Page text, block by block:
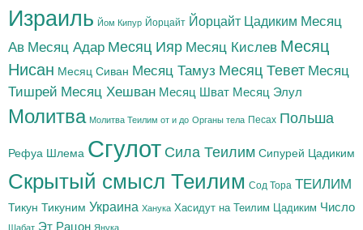
Израиль Йом Кипур Йорцайт Йорцайт Цадиким Месяц
Ав Месяц Адар Месяц Ияр Месяц Кислев Месяц
Нисан Месяц Сиван Месяц Тамуз Месяц Тевет Месяц
Тишрей Месяц Хешван Месяц Шват Месяц Элул
Молитва Молитва Теилим от и до Органы тела Песах Польша
Рефуа Шлема Сгулот Сила Теилим Сипурей Цадиким
Скрытый смысл Теилим Сод Тора ТЕИЛИМ
Тикун Тикуним Украина Ханука Хасидут на Теилим Цадиким Число
Шабат Эт Рацон Янука